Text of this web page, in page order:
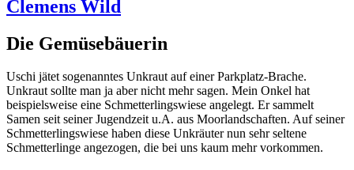
Clemens Wild
Die Gemüsebäuerin
Uschi jätet sogenanntes Unkraut auf einer Parkplatz-Brache.
Unkraut sollte man ja aber nicht mehr sagen. Mein Onkel hat
beispielsweise eine Schmetterlingswiese angelegt. Er sammelt
Samen seit seiner Jugendzeit u.A. aus Moorlandschaften. Auf seiner
Schmetterlingswiese haben diese Unkräuter nun sehr seltene
Schmetterlinge angezogen, die bei uns kaum mehr vorkommen.